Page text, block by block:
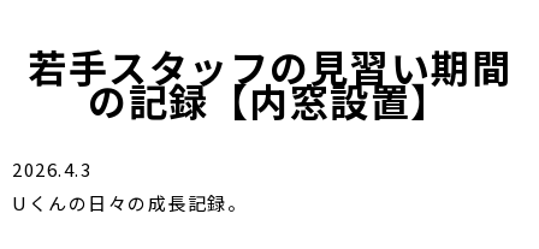
若手スタッフの見習い期間
の記録【内窓設置】
2026.4.3
Uくんの日々の成長記録。